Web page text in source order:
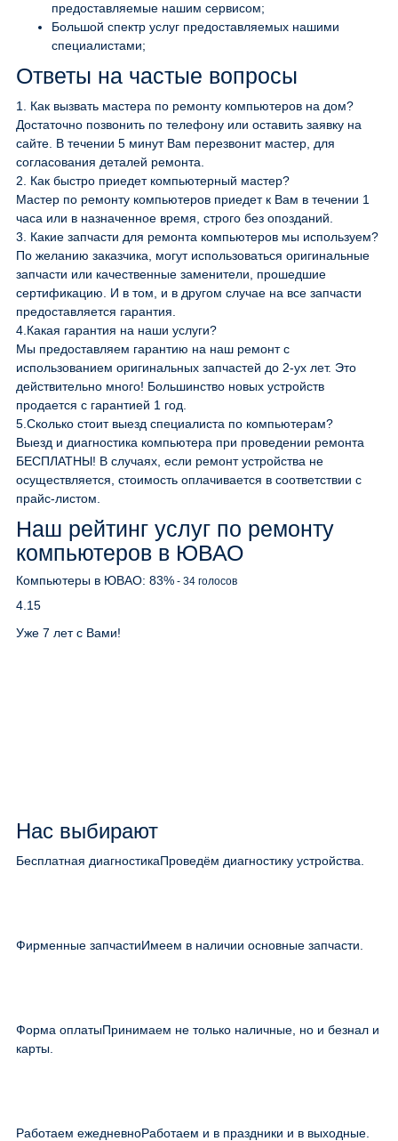
предоставляемые нашим сервисом;
Большой спектр услуг предоставляемых нашими
специалистами;
Ответы на частые вопросы
1.
Как вызвать мастера по ремонту компьютеров на дом?
Достаточно позвонить по телефону или оставить заявку на
сайте. В течении 5 минут Вам перезвонит мастер, для
согласования деталей ремонта.
2.
Как быстро приедет компьютерный мастер?
Мастер по ремонту компьютеров приедет к Вам в течении 1
часа или в назначенное время, строго без опозданий.
3.
Какие запчасти для ремонта компьютеров мы используем?
По желанию заказчика, могут использоваться оригинальные
запчасти или качественные заменители, прошедшие
сертификацию. И в том, и в другом случае на все запчасти
предоставляется гарантия.
4. Какая гарантия на наши услуги?
Мы предоставляем гарантию на наш ремонт с
использованием оригинальных запчастей до 2-ух лет. Это
действительно много! Большинство новых устройств
продается с гарантией 1 год.
5. Сколько стоит выезд специалиста по компьютерам?
Выезд и диагностика компьютера при проведении ремонта
БЕСПЛАТНЫ! В случаях, если ремонт устройства не
осуществляется, стоимость оплачивается в соответствии с
прайс-листом.
Наш рейтинг услуг по ремонту
компьютеров в ЮВАО
Компьютеры в ЮВАО: 83% - 34 голосов
4.15
Уже 7 лет с Вами!
Нас выбирают
Бесплатная диагностикаПроведём диагностику устройства.
Фирменные запчастиИмеем в наличии основные запчасти.
Форма оплатыПринимаем не только наличные, но и безнал и
карты.
Работаем ежедневноРаботаем и в праздники и в выходные.